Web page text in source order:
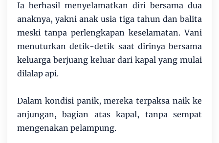
Ia berhasil menyelamatkan diri bersama dua
anaknya, yakni anak usia tiga tahun dan balita
meski tanpa perlengkapan keselamatan. Vani
menuturkan detik-detik saat dirinya bersama
keluarga berjuang keluar dari kapal yang mulai
dilalap api.
Dalam kondisi panik, mereka terpaksa naik ke
anjungan, bagian atas kapal, tanpa sempat
mengenakan pelampung.